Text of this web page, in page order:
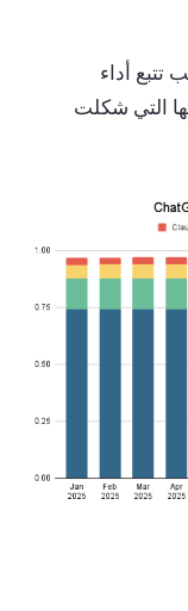
تتبع أداء
التي شكلت